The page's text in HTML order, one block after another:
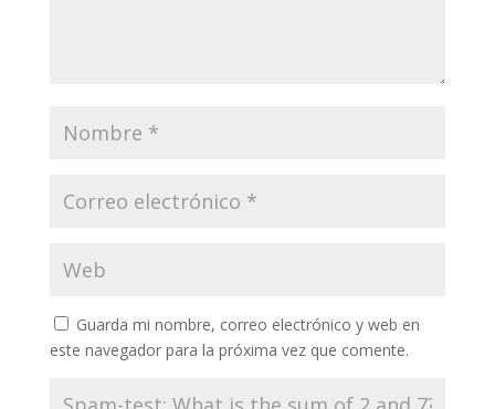
Guarda mi nombre, correo electrónico y web en
este navegador para la próxima vez que comente.